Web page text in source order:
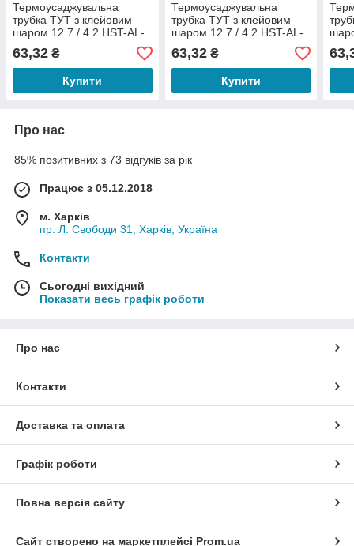
Термоусаджувальна
трубка ТУТ з клейовим
шаром 12.7 / 4.2 HST-AL-
3-1
63,32 ₴
Купити
Термоусаджувальна
трубка ТУТ з клейовим
шаром 12.7 / 4.2 HST-AL-
3-1
63,32₴
Купити
3-1
Про нас
85% позитивних з 73 відгуків за рік
Працює з 05.12.2018
м. Харків
пр. Л. Свободи 31, Харків, Україна
Контакти
Сьогодні вихідний
Показати весь графік роботи
Про нас
Контакти
Доставка та оплата
Графік роботи
Повна версія сайту
Сайт створено на маркетплейсі Prom.ua